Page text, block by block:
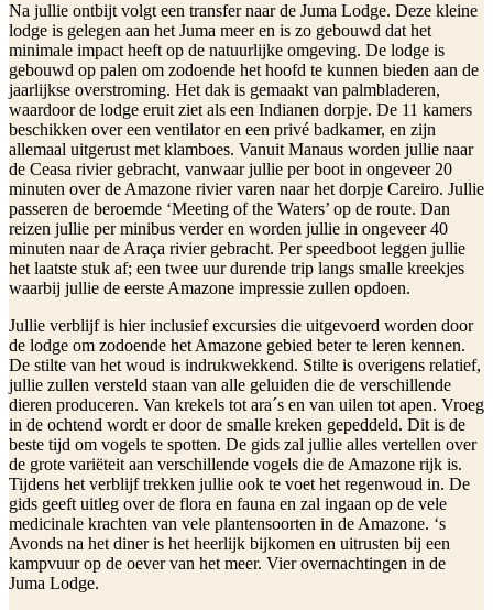
Na jullie ontbijt volgt een transfer naar de Juma Lodge. Deze kleine
lodge is gelegen aan het Juma meer en is zo gebouwd dat het
minimale impact heeft op de natuurlijke omgeving. De lodge is
gebouwd op palen om zodoende het hoofd te kunnen bieden aan de
jaarlijkse overstroming. Het dak is gemaakt van palmbladeren,
waardoor de lodge eruit ziet als een Indianen dorpje. De 11 kamers
beschikken over een ventilator en een privé badkamer, en zijn
allemaal uitgerust met klamboes. Vanuit Manaus worden jullie naar
de Ceasa rivier gebracht, vanwaar jullie per boot in ongeveer 20
minuten over de Amazone rivier varen naar het dorpje Careiro. Jullie
passeren de beroemde ‘Meeting of the Waters’ op de route. Dan
reizen jullie per minibus verder en worden jullie in ongeveer 40
minuten naar de Araça rivier gebracht. Per speedboot leggen jullie
het laatste stuk af; een twee uur durende trip langs smalle kreekjes
waarbij jullie de eerste Amazone impressie zullen opdoen.
Jullie verblijf is hier inclusief excursies die uitgevoerd worden door
de lodge om zodoende het Amazone gebied beter te leren kennen.
De stilte van het woud is indrukwekkend. Stilte is overigens relatief,
jullie zullen versteld staan van alle geluiden die de verschillende
dieren produceren. Van krekels tot ara´s en van uilen tot apen. Vroeg
in de ochtend wordt er door de smalle kreken gepeddeld. Dit is de
beste tijd om vogels te spotten. De gids zal jullie alles vertellen over
de grote variëteit aan verschillende vogels die de Amazone rijk is.
Tijdens het verblijf trekken jullie ook te voet het regenwoud in. De
gids geeft uitleg over de flora en fauna en zal ingaan op de vele
medicinale krachten van vele plantensoorten in de Amazone. ‘s
Avonds na het diner is het heerlijk bijkomen en uitrusten bij een
kampvuur op de oever van het meer. Vier overnachtingen in de
Juma Lodge.